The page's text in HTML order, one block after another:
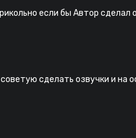
если бы Автор
советую сделать озвучки и